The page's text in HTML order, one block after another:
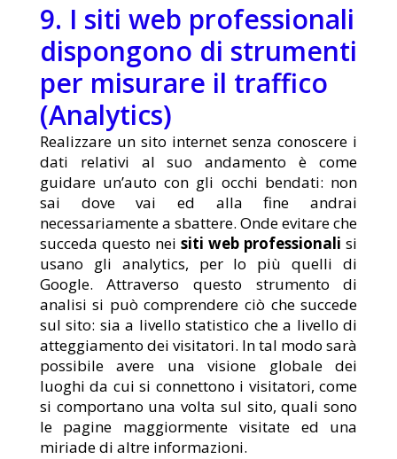
9. I siti web professionali
dispongono di strumenti
per misurare il traffico
(Analytics)
Realizzare un sito internet senza conoscere i
dati relativi al suo andamento è come
guidare un’auto con gli occhi bendati: non
sai dove vai ed alla fine andrai
necessariamente a sbattere. Onde evitare che
succeda questo nei siti web professionali si
usano gli analytics, per lo più quelli di
Google. Attraverso questo strumento di
analisi si può comprendere ciò che succede
sul sito: sia a livello statistico che a livello di
atteggiamento dei visitatori. In tal modo sarà
possibile avere una visione globale dei
luoghi da cui si connettono i visitatori, come
si comportano una volta sul sito, quali sono
le pagine maggiormente visitate ed una
miriade di altre informazioni.